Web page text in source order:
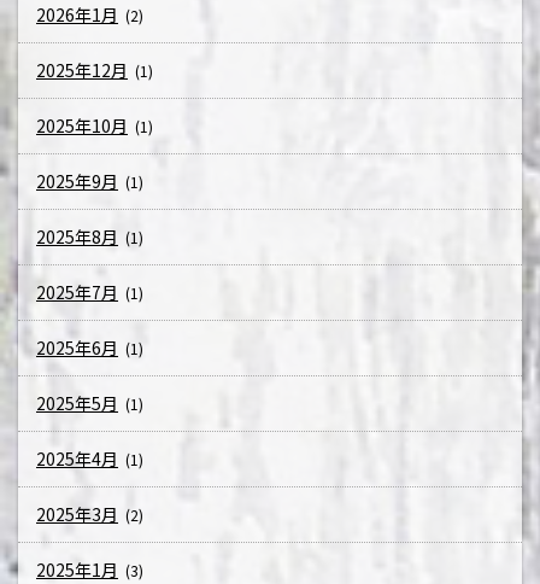
2026年1月 (2)
2025年12月 (1)
2025年10月 (1)
2025年9月 (1)
2025年8月 (1)
2025年7月 (1)
2025年6月 (1)
2025年5月 (1)
2025年4月 (1)
2025年3月 (2)
2025年1月 (3)